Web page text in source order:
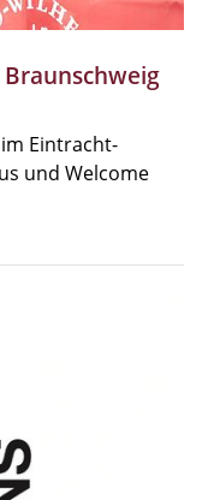
Eintracht-
und Welcome